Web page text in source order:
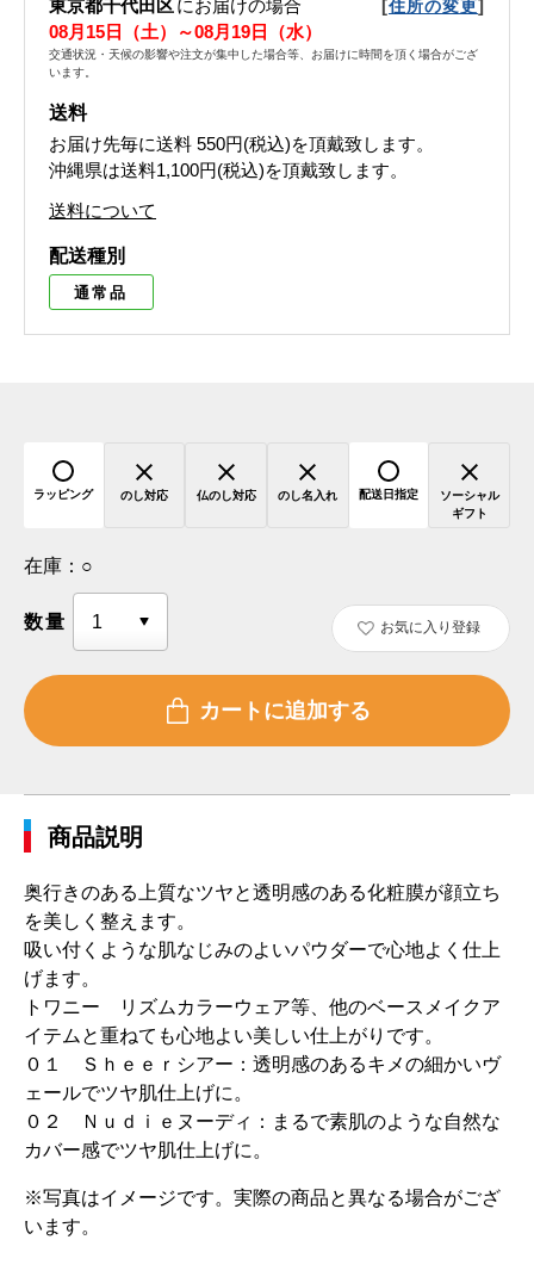
東京都千代田区にお届けの場合 [住所の変更]
08月15日（土）～08月19日（水）
交通状況・天候の影響や注文が集中した場合等、お届けに時間を頂く場合がござ
います。
送料
お届け先毎に送料 550円(税込)を頂戴致します。
沖縄県は送料1,100円(税込)を頂戴致します。
送料について
配送種別
通常品
ラッピング のし対応 仏のし対応 のし名入れ 配送日指定
ソーシャル
ギフト
在庫： ○
数量 お気に入り登録
商品説明
奥行きのある上質なツヤと透明感のある化粧膜が顔立ち
を美しく整えます。
吸い付くような肌なじみのよいパウダーで心地よく仕上
げます。
トワニー リズムカラーウェア等、他のベースメイクア
イテムと重ねても心地よい美しい仕上がりです。
０１ Ｓｈｅｅｒシアー：透明感のあるキメの細かいヴ
ェールでツヤ肌仕上げに。
０２ Ｎｕｄｉｅヌーディ：まるで素肌のような自然な
カバー感でツヤ肌仕上げに。
※写真はイメージです。実際の商品と異なる場合がござ
います。